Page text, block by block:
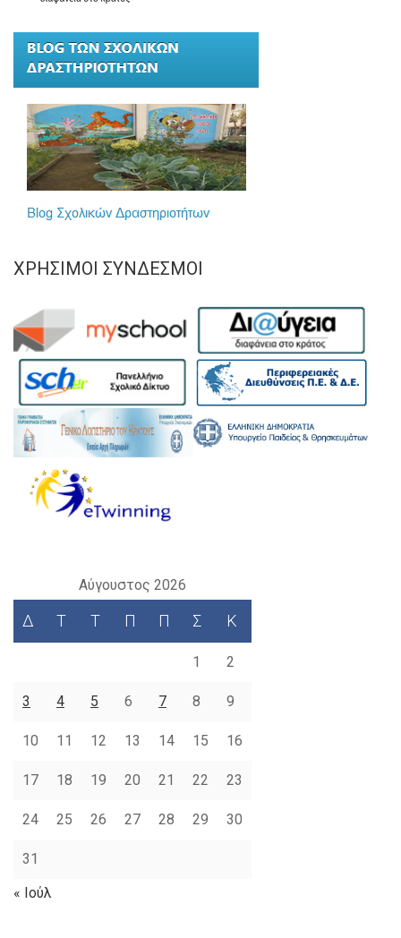
ΧΡΉΣΙΜΟΙ ΣΎΝΔΕΣΜΟΙ
Αύγουστος 2026
Δ Τ Τ Π Π Σ Κ
1 2
3 4 5 6 7 8 9
10 11 12 13 14 15 16
17 18 19 20 21 22 23
24 25 26 27 28 29 30
31
« Ιούλ